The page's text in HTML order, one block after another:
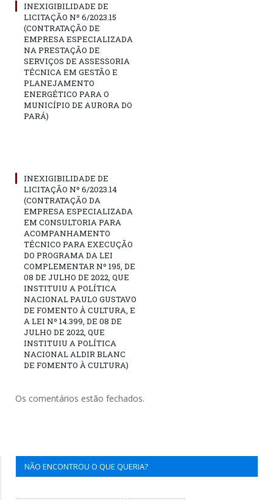
INEXIGIBILIDADE DE
LICITAÇÃO Nº 6/2023.15
(CONTRATAÇÃO DE
EMPRESA ESPECIALIZADA
NA PRESTAÇÃO DE
SERVIÇOS DE ASSESSORIA
TÉCNICA EM GESTÃO E
PLANEJAMENTO
ENERGÉTICO PARA O
MUNICÍPIO DE AURORA DO
PARÁ)
INEXIGIBILIDADE DE
LICITAÇÃO Nº 6/2023.14
(CONTRATAÇÃO DA
EMPRESA ESPECIALIZADA
EM CONSULTORIA PARA
ACOMPANHAMENTO
TÉCNICO PARA EXECUÇÃO
DO PROGRAMA DA LEI
COMPLEMENTAR Nº 195, DE
08 DE JULHO DE 2022, QUE
INSTITUIU A POLÍTICA
NACIONAL PAULO GUSTAVO
DE FOMENTO À CULTURA, E
A LEI Nº 14.399, DE 08 DE
JULHO DE 2022, QUE
INSTITUIU A POLÍTICA
NACIONAL ALDIR BLANC
DE FOMENTO À CULTURA)
Os comentários estão fechados.
NÃO ENCONTROU O QUE QUERIA?